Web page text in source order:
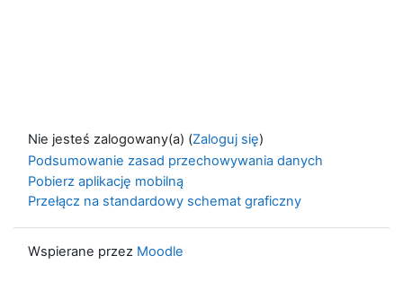
Nie jesteś zalogowany(a) (Zaloguj się)
Podsumowanie zasad przechowywania danych
Pobierz aplikację mobilną
Przełącz na standardowy schemat graficzny
Wspierane przez Moodle